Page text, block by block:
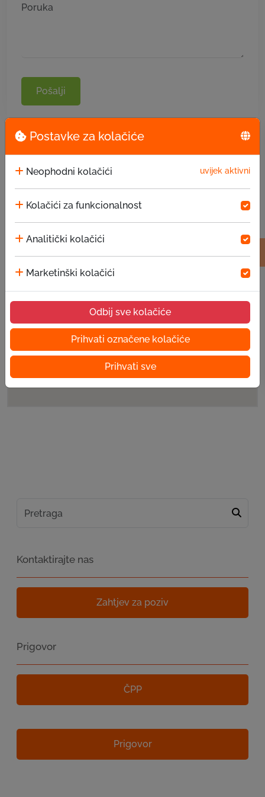
Postavke za kolačiće
Neophodni kolačići uvijek aktivni
Kolačići za funkcionalnost
Analitički kolačići
Marketinški kolačići
Odbij sve kolačiće
Prihvati označene kolačiće
Prihvati sve
Pošalji
Kontaktirajte nas
Zahtjev za poziv
Prigovor
ČPP
Prigovor